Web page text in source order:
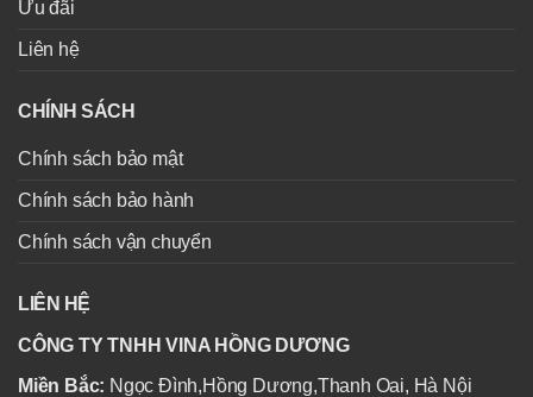
Ưu đãi
Liên hệ
CHÍNH SÁCH
Chính sách bảo mật
Chính sách bảo hành
Chính sách vận chuyển
LIÊN HỆ
CÔNG TY TNHH VINA HỒNG DƯƠNG
Miền Bắc: Ngọc Đình,Hồng Dương,Thanh Oai, Hà Nội